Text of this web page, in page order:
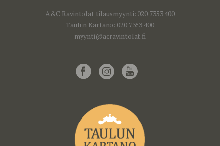
A&C Ravintolat tilausmyynti: 020 7353 400
Taulun Kartano: 020 7353 400
myynti@acravintolat.fi